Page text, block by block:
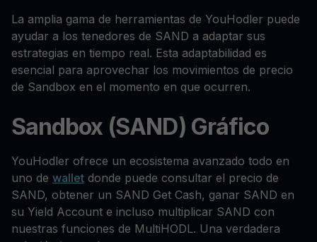
La amplia gama de herramientas de YouHodler puede
ayudar a los tenedores de SAND a adaptar sus
estrategias en tiempo real. Esta adaptabilidad es
esencial para aprovechar los movimientos de precio
de Sandbox en el momento en que ocurren.
Sandbox (SAND) Gráfico
YouHodler ofrece un ecosistema avanzado todo en
uno de wallet donde puede consultar el precio de
SAND, obtener un SAND Get Cash, ganar SAND en
su Yield Account e incluso multiplicar SAND con
nuestras funciones de MultiHODL. Una verdadera